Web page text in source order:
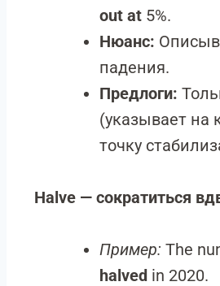
out at 5%.
Нюанс:
падения.
Предлоги:
(указывает на
точку
Halve — сократиться
Пример: The
halved in 2020.